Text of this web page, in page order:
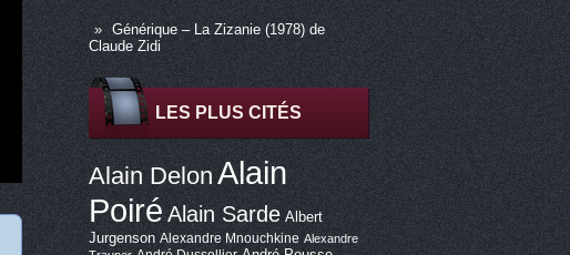
Générique – La Zizanie (1978) de
Claude Zidi
LES PLUS CITÉS
Alain DelonAlain
Poiré Alain Sarde Albert
Jurgenson Alexandre Mnouchkine Alexandre